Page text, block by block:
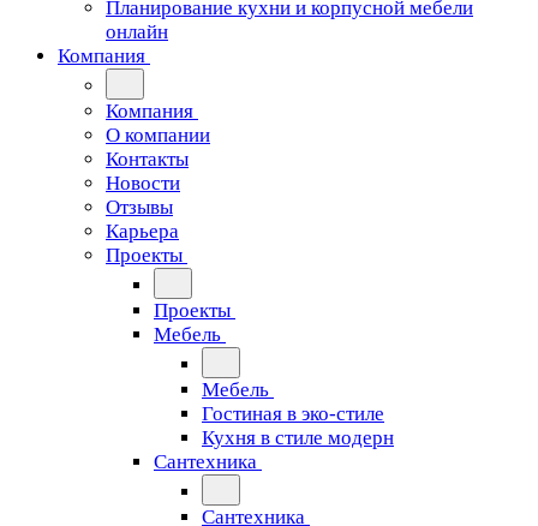
Планирование кухни и корпусной мебели
онлайн
Компания
Компания
О компании
Контакты
Новости
Отзывы
Карьера
Проекты
Проекты
Мебель
Мебель
Гостиная в эко-стиле
Кухня в стиле модерн
Сантехника
Сантехника